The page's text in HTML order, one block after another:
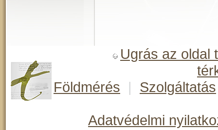
Ugrás az oldal
Földmérés
| Szolgáltatás
Adatvédelmi